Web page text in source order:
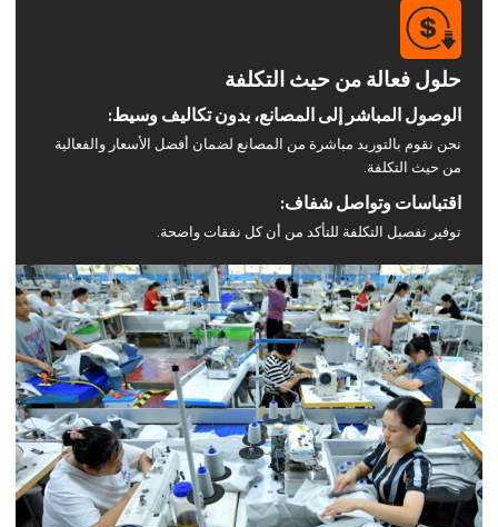
حلول فعالة من حيث التكلفة
الوصول المباشر إلى المصانع، بدون تكاليف وسيط:
نحن نقوم بالتوريد مباشرة من المصانع لضمان أفضل الأسعار والفعالية
من حيث التكلفة.
اقتباسات وتواصل شفاف:
توفير تفصيل التكلفة للتأكد من أن كل نفقات واضحة.